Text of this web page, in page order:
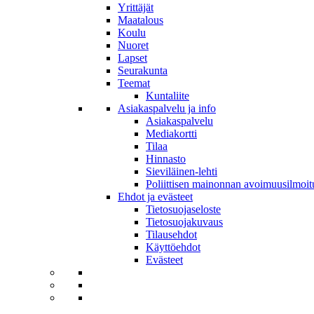
Yrittäjät
Maatalous
Koulu
Nuoret
Lapset
Seurakunta
Teemat
Kuntaliite
Asiakaspalvelu ja info
Asiakaspalvelu
Mediakortti
Tilaa
Hinnasto
Sieviläinen-lehti
Poliittisen mainonnan
Ehdot ja evästeet
Tietosuojaseloste
Tietosuojakuvaus
Tilausehdot
Käyttöehdot
Evästeet